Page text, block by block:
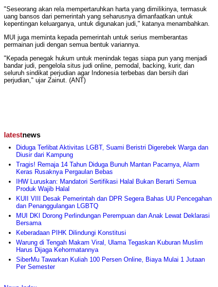
"Seseorang akan rela mempertaruhkan harta yang dimilikinya, termasuk
uang bansos dari pemerintah yang seharusnya dimanfaatkan untuk
kepentingan keluarganya, untuk digunakan judi," katanya menambahkan.
MUI juga meminta kepada pemerintah untuk serius memberantas
permainan judi dengan semua bentuk variannya.
"Kepada penegak hukum untuk menindak tegas siapa pun yang menjadi
bandar judi, pengelola situs judi online, pemodal, backing, kurir, dan
seluruh sindikat perjudian agar Indonesia terbebas dan bersih dari
perjudian," ujar Zainut. (ANT)
latestnews
Diduga Terlibat Aktivitas LGBT, Suami Beristri Digerebek Warga dan
Diusir dari Kampung
Tragis! Remaja 14 Tahun Diduga Bunuh Mantan Pacarnya, Alarm
Keras Rusaknya Pergaulan Bebas
IHW Luruskan: Mandatori Sertifikasi Halal Bukan Berarti Semua
Produk Wajib Halal
KUII VIII Desak Pemerintah dan DPR Segera Bahas UU Pencegahan
dan Penanggulangan LGBTQ
MUI DKI Dorong Perlindungan Perempuan dan Anak Lewat Deklarasi
Bersama
Keberadaan PIHK Dilindungi Konstitusi
Warung di Tengah Makam Viral, Ulama Tegaskan Kuburan Muslim
Harus Dijaga Kehormatannya
SiberMu Tawarkan Kuliah 100 Persen Online, Biaya Mulai 1 Jutaan
Per Semester